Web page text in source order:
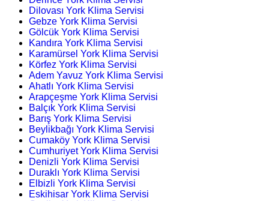
Dilovası York Klima Servisi
Gebze York Klima Servisi
Gölcük York Klima Servisi
Kandıra York Klima Servisi
Karamürsel York Klima Servisi
Körfez York Klima Servisi
Adem Yavuz York Klima Servisi
Ahatlı York Klima Servisi
Arapçeşme York Klima Servisi
Balçık York Klima Servisi
Barış York Klima Servisi
Beylikbağı York Klima Servisi
Cumaköy York Klima Servisi
Cumhuriyet York Klima Servisi
Denizli York Klima Servisi
Duraklı York Klima Servisi
Elbizli York Klima Servisi
Eskihisar York Klima Servisi